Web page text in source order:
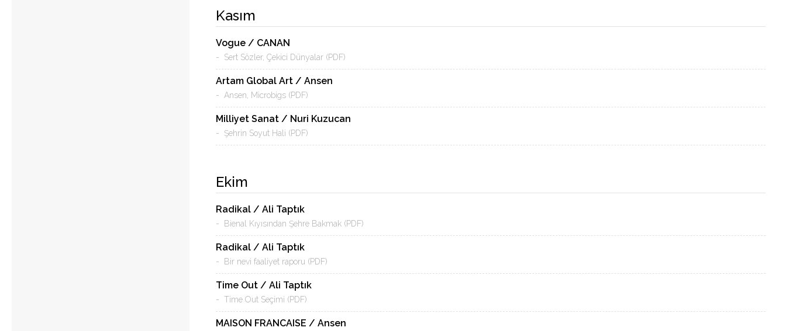
Kasım
Vogue / CANAN
- Sert Sözler, Çekici Dünyalar (PDF)
Artam Global Art / Ansen
- Ansen, Microbigs (PDF)
Milliyet Sanat / Nuri Kuzucan
- Şehrin Soyut Hali (PDF)
Ekim
Radikal / Ali Taptık
- Bienal Kıyısından Şehre Bakmak (PDF)
Radikal / Ali Taptık
- Bir nevi faaliyet raporu (PDF)
Time Out / Ali Taptık
- Time Out Seçimi (PDF)
MAISON FRANCAISE / Ansen